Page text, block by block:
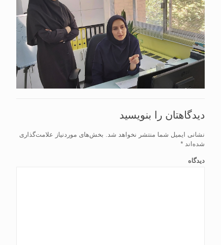
دیدگاهتان را بنویسید
نشانی ایمیل شما منتشر نخواهد شد. بخش‌های موردنیاز علامت‌گذاری
شده‌اند *
دیدگاه